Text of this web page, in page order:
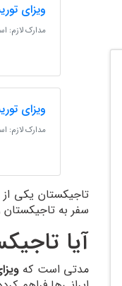
ویزای توریستی 60
مدارک لازم: اسکن پاسپورت (با
ویزای توریستی 60 روزه تاجیکستان
مدارک لازم: اسکن پاسپورت (با
سفر به تاجیکستان
آیا
مدتی است که